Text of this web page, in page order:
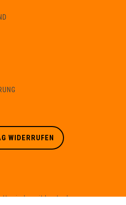
WIDERRUFEN
jederzeit kostenlos